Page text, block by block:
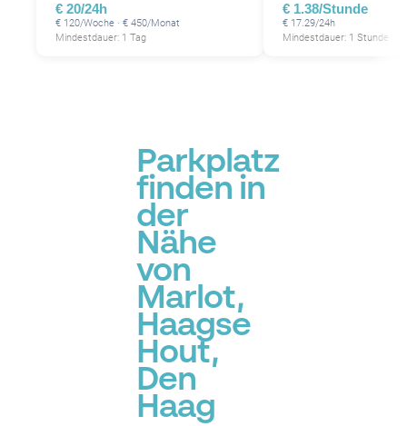
P
€ 20/24h
€ 120/Woche · € 450/Monat
Mindestdauer: 1 Tag
€ 1.38/Stunde
€ 17.29/24h
Mindestdauer: 1 Stunde
Parkplatz
finden in
der
Nähe
von
Marlot,
Haagse
Hout,
Den
Haag